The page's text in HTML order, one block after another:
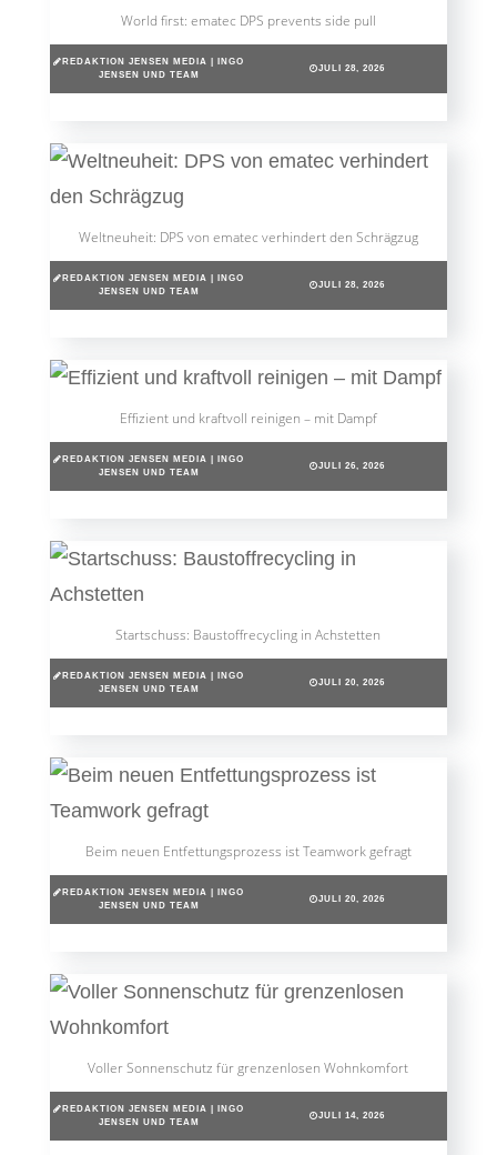
World first: ematec DPS prevents side pull
REDAKTION JENSEN MEDIA | INGO
JENSEN UND TEAM
JULI 28, 2026
Weltneuheit: DPS von ematec verhindert den Schrägzug
REDAKTION JENSEN MEDIA | INGO
JENSEN UND TEAM
JULI 28, 2026
Effizient und kraftvoll reinigen – mit Dampf
REDAKTION JENSEN MEDIA | INGO
JENSEN UND TEAM
JULI 26, 2026
Startschuss: Baustoffrecycling in Achstetten
REDAKTION JENSEN MEDIA | INGO
JENSEN UND TEAM
JULI 20, 2026
Beim neuen Entfettungsprozess ist Teamwork gefragt
REDAKTION JENSEN MEDIA | INGO
JENSEN UND TEAM
JULI 20, 2026
Voller Sonnenschutz für grenzenlosen Wohnkomfort
REDAKTION JENSEN MEDIA | INGO
JENSEN UND TEAM
JULI 14, 2026